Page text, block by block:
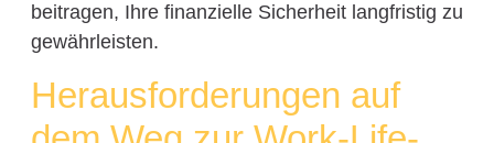
beitragen, Ihre finanzielle Sicherheit langfristig zu
gewährleisten.
Herausforderungen auf